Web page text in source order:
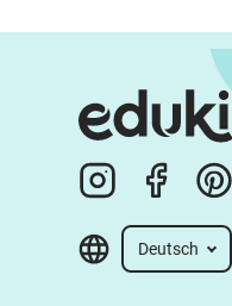
Deutsch